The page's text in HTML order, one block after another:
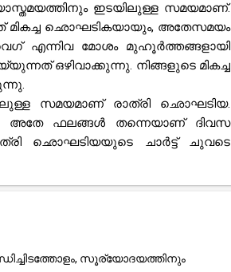
ഇടയിലുള്ള സമയമാണ്.
ഛൊഘടികയായും, അതേസമയം
എന്നിവ മോശം മുഹൂർത്തങ്ങളായി
ഒഴിവാക്കുന്നു. നിങ്ങളുടെ മികച്ച
സമയമാണ് രാത്രി ഛൊഘടിയ.
അതേ ഫലങ്ങൾ തന്നെയാണ് ദിവസ
ഛൊഘടിയയുടെ ചാർട്ട് ചുവടെ
സൂര്യോദയത്തിനും